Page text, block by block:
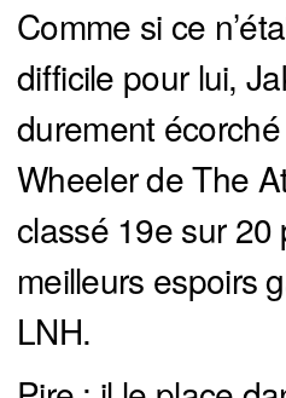
Comme si ce
difficile pour lui,
durement
Wheeler de The
classé 19e sur 20
meilleurs espoirs
LNH.